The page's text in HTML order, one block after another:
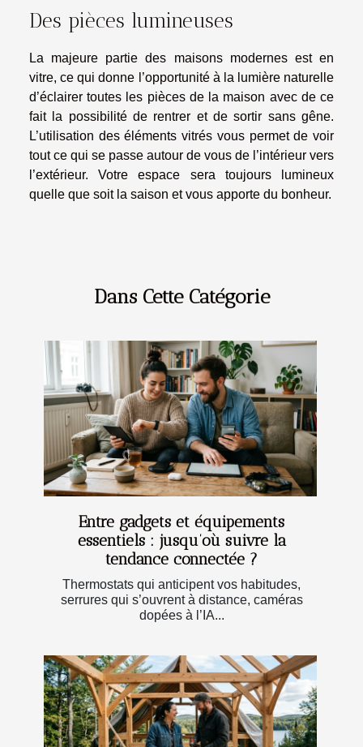
Des pièces lumineuses
La majeure partie des maisons modernes est en
vitre, ce qui donne l’opportunité à la lumière naturelle
d’éclairer toutes les pièces de la maison avec de ce
fait la possibilité de rentrer et de sortir sans gêne.
L’utilisation des éléments vitrés vous permet de voir
tout ce qui se passe autour de vous de l’intérieur vers
l’extérieur. Votre espace sera toujours lumineux
quelle que soit la saison et vous apporte du bonheur.
Dans Cette Catégorie
Entre gadgets et équipements
essentiels : jusqu’où suivre la
tendance connectée ?
Thermostats qui anticipent vos habitudes,
serrures qui s’ouvrent à distance, caméras
dopées à l’IA...